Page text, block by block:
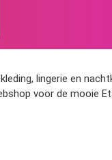
lingerie en
voor de mooie